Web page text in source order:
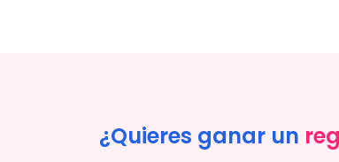
¿Quieres ganar un